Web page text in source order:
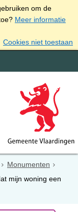
om de
Meer informatie
Cookies niet toestaan
Monumenten
mijn woning een